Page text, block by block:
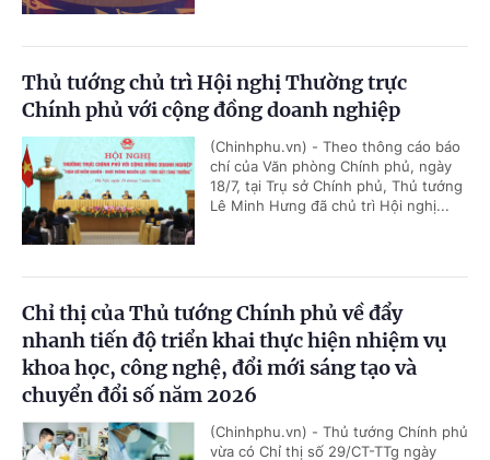
Thủ tướng chủ trì Hội nghị Thường trực
Chính phủ với cộng đồng doanh nghiệp
(Chinhphu.vn) - Theo thông cáo báo
chí của Văn phòng Chính phủ, ngày
18/7, tại Trụ sở Chính phủ, Thủ tướng
Lê Minh Hưng đã chủ trì Hội nghị...
Chỉ thị của Thủ tướng Chính phủ về đẩy
nhanh tiến độ triển khai thực hiện nhiệm vụ
khoa học, công nghệ, đổi mới sáng tạo và
chuyển đổi số năm 2026
(Chinhphu.vn) - Thủ tướng Chính phủ
vừa có Chỉ thị số 29/CT-TTg ngày